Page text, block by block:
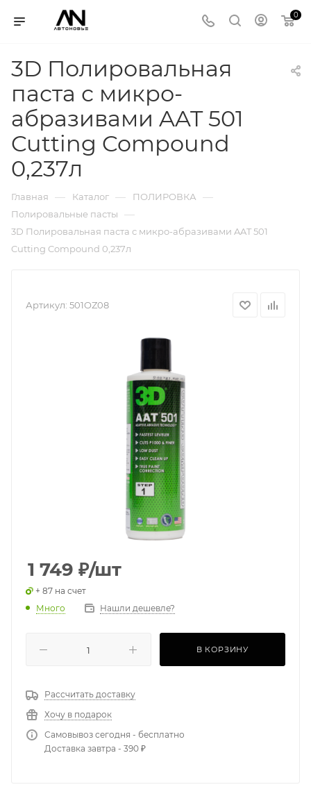
0
3D Полировальная
паста с микро-
абразивами AAT 501
Cutting Compound
0,237л
Главная — Каталог — ПОЛИРОВКА —
Полировальные пасты —
3D Полировальная паста с микро-абразивами AAT 501
Cutting Compound 0,237л
Артикул: 501OZ08
1 749 ₽/шт
+ 87 на счет
Много
Нашли дешевле?
В КОРЗИНУ
Рассчитать доставку
Хочу в подарок
Самовывоз сегодня - бесплатно
Доставка завтра - 390 ₽